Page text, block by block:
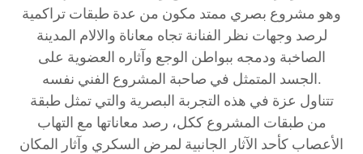
وهو مشروع بصري ممتد مكون من عدة طبقات تراكمية
لرصد وجهات نظر الفنانة تجاه معاناة والالام المدينة
الصاخبة ودمجه ببواطن الوجع وآثاره العضوية على
الجسد المتمثل في صاحبة المشروع الفني نفسه.
تتناول عزة في هذه التجربة البصرية والتي تمثل طبقة
من طبقات المشروع ككل، رصد معاناتها مع التهاب
الأعصاب كأحد الآثار الجانبية لمرض السكري وآثار المكان